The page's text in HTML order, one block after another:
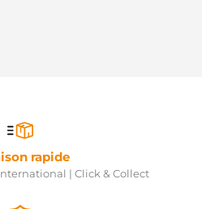
rapide
| Click & Collect